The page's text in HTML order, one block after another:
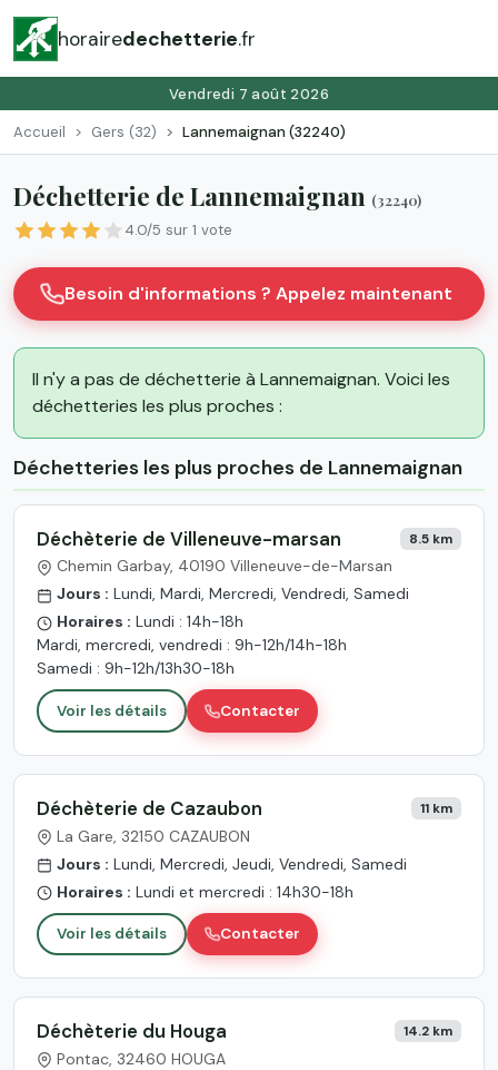
horairedechetterie.fr
Vendredi 7 août 2026
Accueil Gers (32) Lannemaignan (32240)
Déchetterie de Lannemaignan (32240)
4.0/5 sur 1 vote
Besoin d'informations ? Appelez maintenant
Il n'y a pas de déchetterie à Lannemaignan. Voici les
déchetteries les plus proches :
Déchetteries les plus proches de Lannemaignan
Déchèterie de Villeneuve-marsan 8.5 km
Chemin Garbay, 40190 Villeneuve-de-Marsan
Jours : Lundi, Mardi, Mercredi, Vendredi, Samedi
Horaires : Lundi : 14h-18h
Mardi, mercredi, vendredi : 9h-12h/14h-18h
Samedi : 9h-12h/13h30-18h
Voir les détails Contacter
Déchèterie de Cazaubon 11 km
La Gare, 32150 CAZAUBON
Jours : Lundi, Mercredi, Jeudi, Vendredi, Samedi
Horaires : Lundi et mercredi : 14h30-18h
Voir les détails Contacter
Déchèterie du Houga 14.2 km
Pontac, 32460 HOUGA